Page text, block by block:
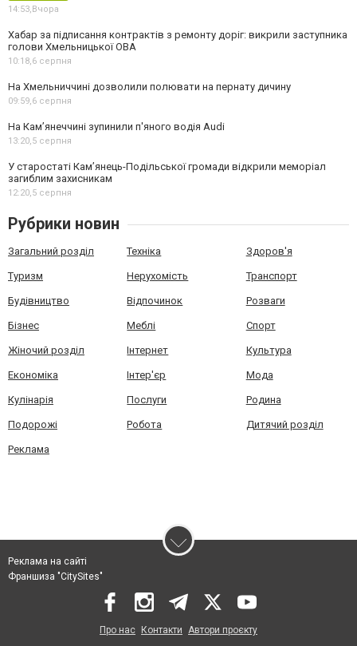
14:53,Вчора
Хабар за підписання контрактів з ремонту доріг: викрили заступника
голови Хмельницької ОВА
10:18,6 серпня
На Хмельниччині дозволили полювати на пернату дичину
09:59,6 серпня
На Камʼянеччині зупинили п'яного водія Audi
13:20,5 серпня
У старостаті Кам’янець-Подільської громади відкрили меморіал
загиблим захисникам
12:20,5 серпня
Рубрики новин
Загальний розділ Техніка Здоров'я
Туризм Нерухомість Транспорт
Будівництво Відпочинок Розваги
Бізнес Меблі Спорт
Жіночий розділ Інтернет Культура
Економіка Інтер'єр Мода
Кулінарія Послуги Родина
Подорожі Робота Дитячий розділ
Реклама
Реклама на сайті
Франшиза "CitySites"
Про нас Контакти Автори проєкту